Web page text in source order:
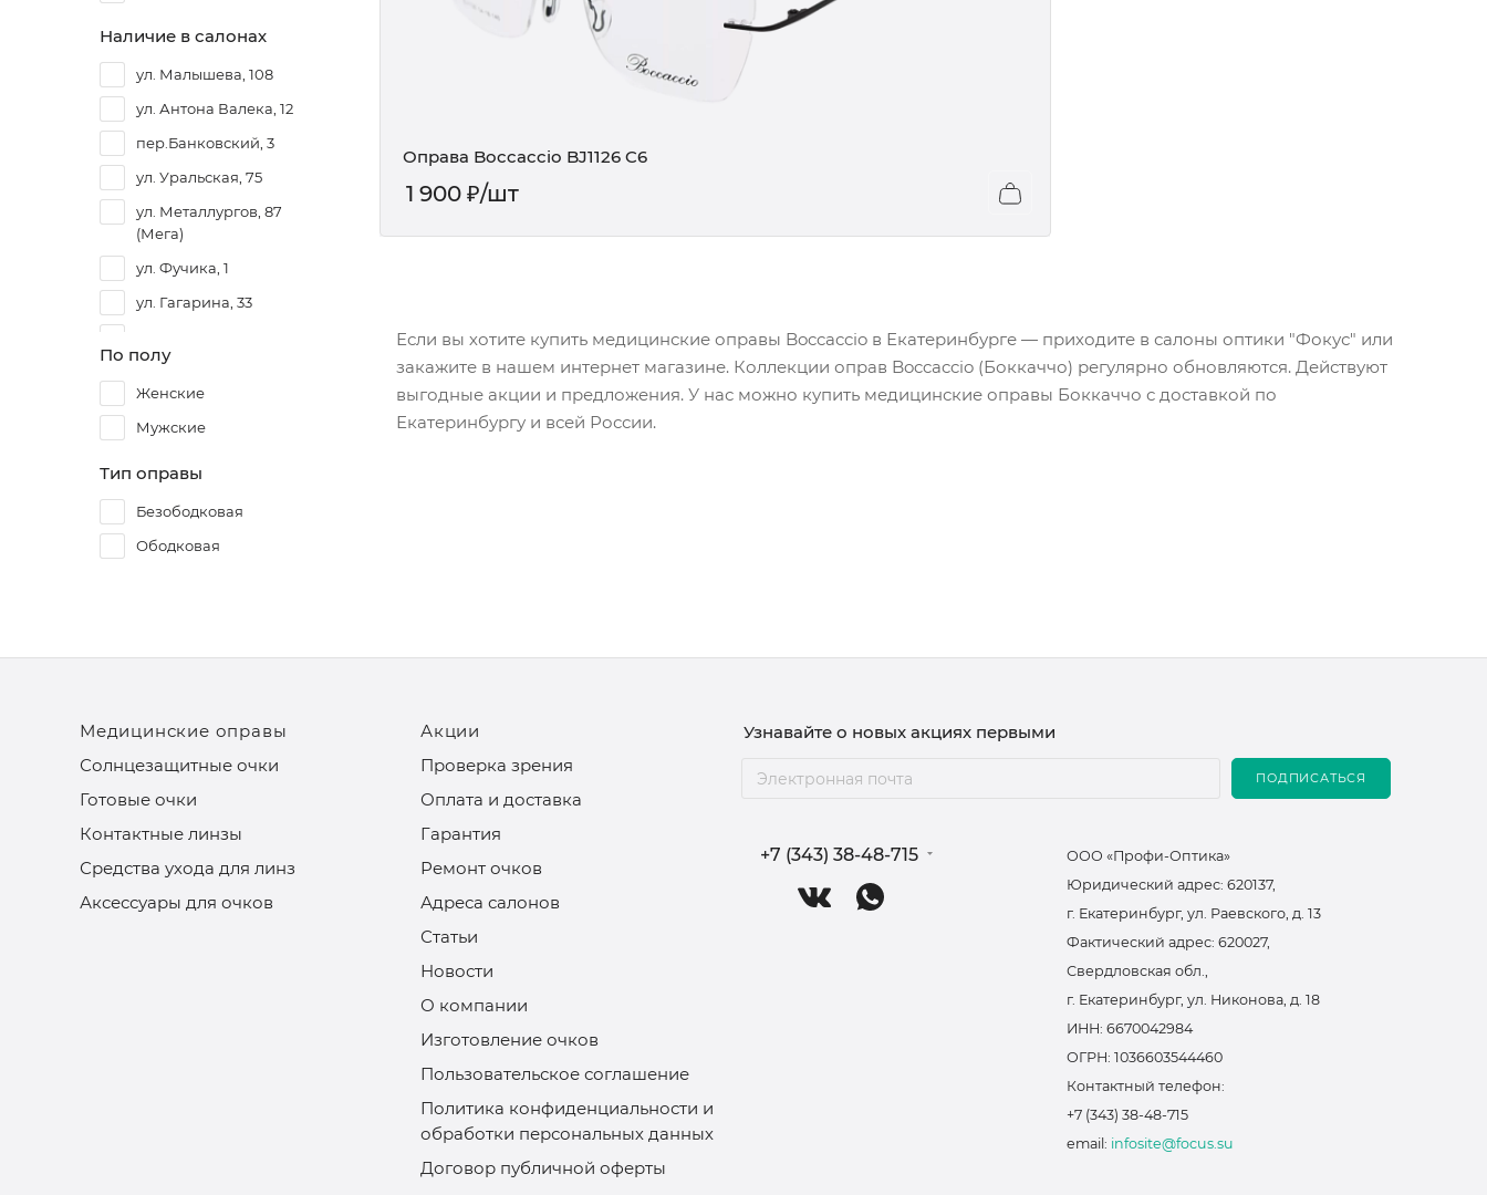
Оправа Boccaccio BJ1126 C6
1 900 ₽/шт
Если вы хотите купить медицинские оправы Boccaccio в Екатеринбурге — приходите в салоны оптики "Фокус" или
закажите в нашем интернет магазине. Коллекции оправ Boccaccio (Боккаччо) регулярно обновляются. Действуют
выгодные акции и предложения. У нас можно купить медицинские оправы Боккаччо с доставкой по
Екатеринбургу и всей России.
Наличие в салонах
ул. Малышева, 108
ул. Антона Валека, 12
пер.Банковский, 3
ул. Уральская, 75
ул. Металлургов, 87
(Мега)
ул. Фучика, 1
ул. Гагарина, 33
проспект Ильича, 8 ул.
По полу
Женские
Мужские
Тип оправы
Безободковая
Ободковая
Медицинские оправы
Солнцезащитные очки
Готовые очки
Контактные линзы
Средства ухода для линз
Аксессуары для очков
Акции
Проверка зрения
Оплата и доставка
Гарантия
Ремонт очков
Адреса салонов
Статьи
Новости
О компании
Изготовление очков
Пользовательское соглашение
Политика конфиденциальности и
обработки персональных данных
Договор публичной оферты
Узнавайте о новых акциях первыми
ПОДПИСАТЬСЯ
+7 (343) 38-48-715
ООО «Профи-Оптика»
Юридический адрес: 620137,
г. Екатеринбург, ул. Раевского, д. 13
Фактический адрес: 620027,
Свердловская обл.,
г. Екатеринбург, ул. Никонова, д. 18
ИНН: 6670042984
ОГРН: 1036603544460
Контактный телефон:
+7 (343) 38-48-715
email: infosite@focus.su